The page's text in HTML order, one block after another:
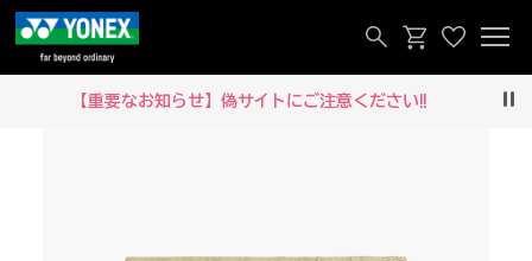
【重要なお知らせ】偽サイトにご注意ください‼